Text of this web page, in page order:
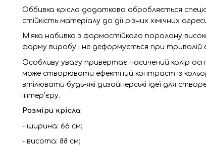
Оббивка крісла додатково обробляється
стійкість матеріалу до дії різних хімічних
М'яка набивка з формостійкого поролону
форму виробу і не деформується при тривалій
Особливу увагу привертає насичений колір
може створювати ефектний контраст із
втілювати будь-які дизайнерські ідеї для
інтер'єру.
Розміри крісла:
- ширина: 66 см;
- висота: 88 см;